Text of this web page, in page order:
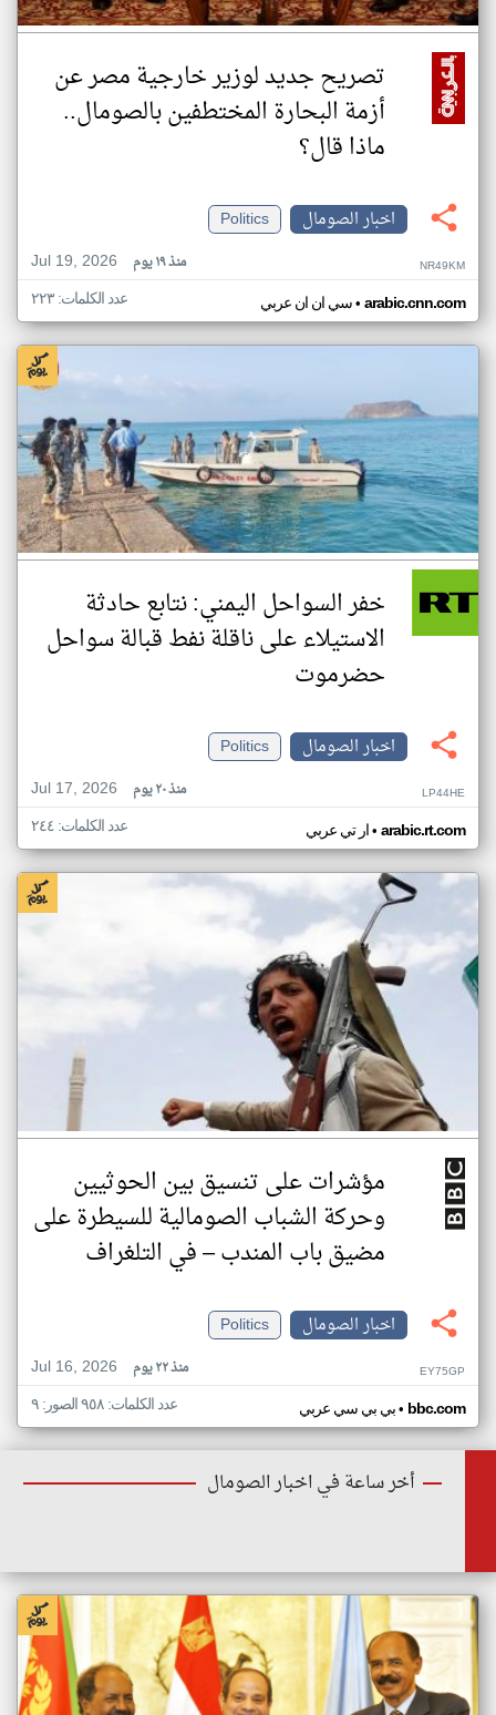
تصريح جديد لوزير خارجية مصر عن
أزمة البحارة المختطفين بالصومال..
ماذا قال؟
اخبار الصومال
Politics
Jul 19, 2026
منذ ١٩ يوم NR49KM
سي ان ان عربي• arabic.cnn.com عدد الكلمات: ٢٢٣
خفر السواحل اليمني: نتابع حادثة
الاستيلاء على ناقلة نفط قبالة سواحل
حضرموت
اخبار الصومال
Politics
Jul 17, 2026
منذ ٢٠ يوم LP44HE
ار تي عربي• arabic.rt.com عدد الكلمات: ٢٤٤
مؤشرات على تنسيق بين الحوثيين
وحركة الشباب الصومالية للسيطرة على
مضيق باب المندب – في التلغراف
اخبار الصومال
Politics
Jul 16, 2026
منذ ٢٢ يوم EY75GP
بي بي سي عربي• bbc.com عدد الكلمات: ٩٥٨ الصور: ٩
أخر ساعة في اخبار الصومال